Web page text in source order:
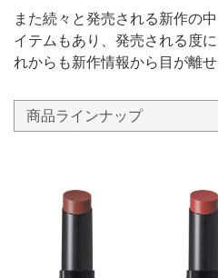
また続々と発売される新作の
イテムもあり、発売される度
れからも新作情報から目が離
商品ラインナップ